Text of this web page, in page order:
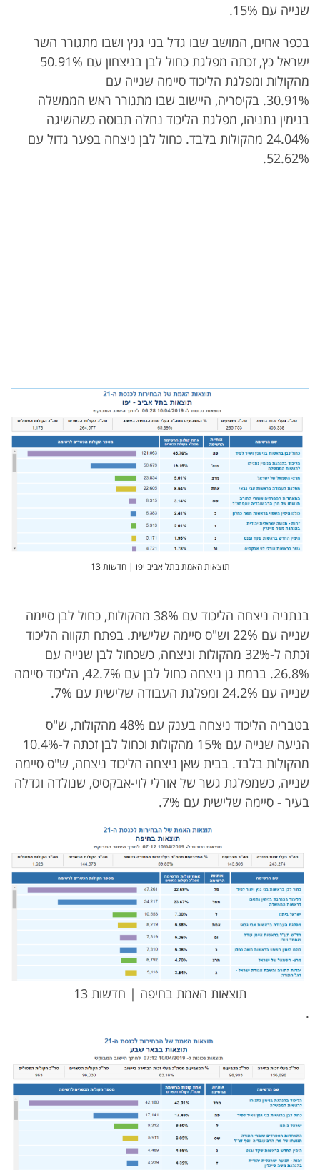
שנייה עם 15%.
בכפר אחים, המושב שבו גדל בני גנץ ושבו מתגורר השר
ישראל כץ, זכתה מפלגת כחול לבן בניצחון עם 50.91%
מהקולות ומפלגת הליכוד סיימה שנייה עם
30.91%. בקיסריה, היישוב שבו מתגורר ראש הממשלה
בנימין נתניהו, מפלגת הליכוד נחלה תבוסה כשהשיגה
24.04% מהקולות בלבד. כחול לבן ניצחה בפער גדול עם
52.62%.
תוצאות האמת בתל אביב יפו | חדשות 13
בנתניה ניצחה הליכוד עם 38% מהקולות, כחול לבן סיימה
שנייה עם 22% וש"ס סיימה שלישית. בפתח תקווה הליכוד
זכתה ל-32% מהקולות וניצחה, כשכחול לבן שנייה עם
26.8%. ברמת גן ניצחה כחול לבן עם 42.7%, הליכוד סיימה
שנייה עם 24.2% ומפלגת העבודה שלישית עם 7%.
בטבריה הליכוד ניצחה בענק עם 48% מהקולות, ש"ס
הגיעה שנייה עם 15% מהקולות וכחול לבן זכתה ל-10.4%
מהקולות בלבד. בבית שאן ניצחה הליכוד ניצחה, ש"ס סיימה
שנייה, כשמפלגת גשר של אורלי לוי-אבקסיס, שנולדה וגדלה
בעיר - סיימה שלישית עם 7%.
תוצאות האמת בחיפה | חדשות 13
.